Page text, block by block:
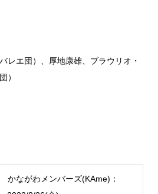
レエ団）、厚地康雄、ブラウリオ・
）
かながわメンバーズ(KAme)：